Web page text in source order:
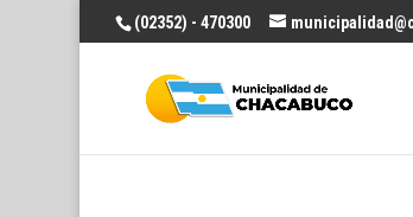
(02352) - 470300